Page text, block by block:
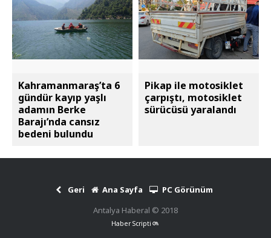
Kahramanmaraş’ta 6
gündür kayıp yaşlı
adamın Berke
Barajı’nda cansız
bedeni bulundu
Pikap ile motosiklet
çarpıştı, motosiklet
sürücüsü yaralandı
Geri Ana Sayfa
PC Görünüm
Antalya Haberal © 2018
Haber Scripti